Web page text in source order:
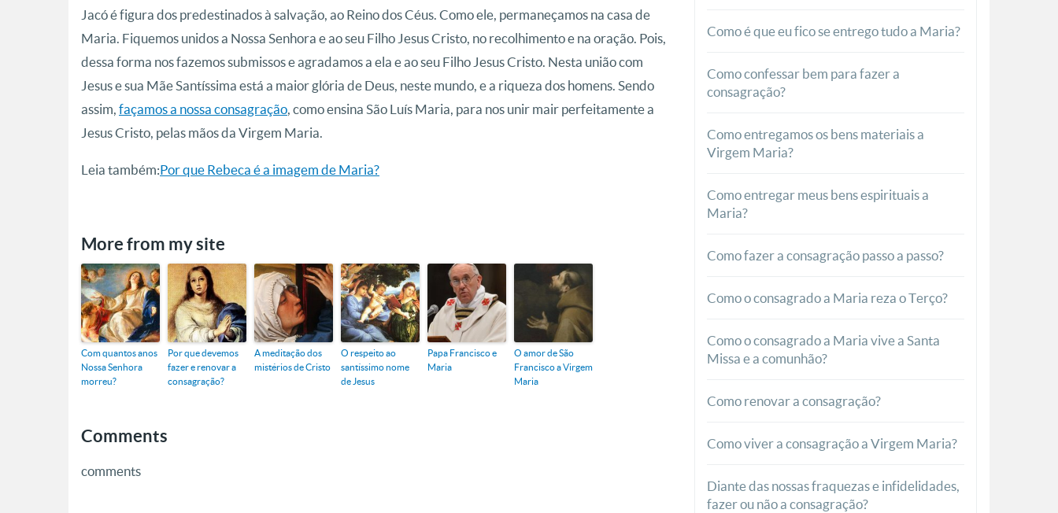
Jacó é figura dos predestinados à salvação, ao Reino dos Céus. Como ele, permaneçamos na casa de
Maria. Fiquemos unidos a Nossa Senhora e ao seu Filho Jesus Cristo, no recolhimento e na oração. Pois,
dessa forma nos fazemos submissos e agradamos a ela e ao seu Filho Jesus Cristo. Nesta união com
Jesus e sua Mãe Santíssima está a maior glória de Deus, neste mundo, e a riqueza dos homens. Sendo
assim,façamos a nossa consagração, como ensina São Luís Maria, para nos unir mair perfeitamente a
Jesus Cristo, pelas mãos da Virgem Maria.
Leia também:Por que Rebeca é a imagem de Maria?
More from my site
Com quantos anos
Nossa Senhora
morreu?
Por que devemos
fazer e renovar a
consagração?
A meditação dos
mistérios de Cristo
O respeito ao
santíssimo nome
de Jesus
Papa Francisco e
Maria
O amor de São
Francisco a Virgem
Maria
Comments
comments
Como é que eu fico se entrego tudo a Maria?
Como confessar bem para fazer a
consagração?
Como entregamos os bens materiais a
Virgem Maria?
Como entregar meus bens espirituais a
Maria?
Como fazer a consagração passo a passo?
Como o consagrado a Maria reza o Terço?
Como o consagrado a Maria vive a Santa
Missa e a comunhão?
Como renovar a consagração?
Como viver a consagração a Virgem Maria?
Diante das nossas fraquezas e infidelidades,
fazer ou não a consagração?